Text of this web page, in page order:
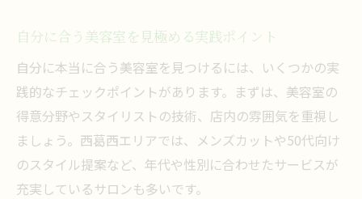
自分に合う美容室を見極める実践ポイント
自分に本当に合う美容室を見つけるには、いくつかの実
践的なチェックポイントがあります。まずは、美容室の
得意分野やスタイリストの技術、店内の雰囲気を重視し
ましょう。西葛西エリアでは、メンズカットや50代向け
のスタイル提案など、年代や性別に合わせたサービスが
充実しているサロンも多いです。